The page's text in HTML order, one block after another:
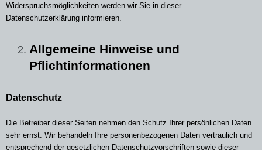
Widerspruchsmöglichkeiten werden wir Sie in dieser
Datenschutzerklärung informieren.
Allgemeine Hinweise und
Pflichtinformationen
Datenschutz
Die Betreiber dieser Seiten nehmen den Schutz Ihrer persönlichen Daten
sehr ernst. Wir behandeln Ihre personenbezogenen Daten vertraulich und
entsprechend der gesetzlichen Datenschutzvorschriften sowie dieser